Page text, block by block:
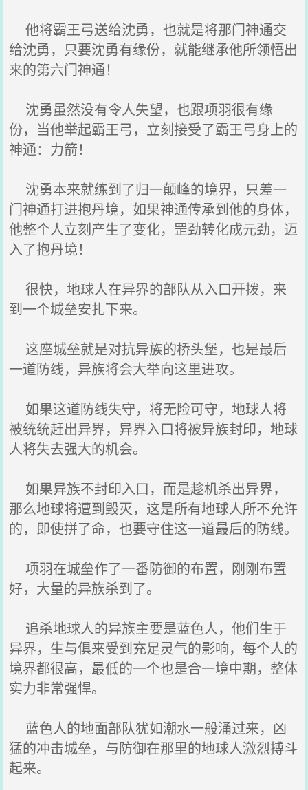
他将霸王弓送给沈勇，也就是将那门神通交
给沈勇，只要沈勇有缘份，就能继承他所领悟出
来的第六门神通！
沈勇虽然没有令人失望，也跟项羽很有缘
份，当他举起霸王弓，立刻接受了霸王弓身上的
神通：力箭！
沈勇本来就练到了归一颠峰的境界，只差一
门神通打进抱丹境，如果神通传承到他的身体，
他整个人立刻产生了变化，罡劲转化成元劲，迈
入了抱丹境！
很快，地球人在异界的部队从入口开拨，来
到一个城垒安扎下来。
这座城垒就是对抗异族的桥头堡，也是最后
一道防线，异族将会大举向这里进攻。
如果这道防线失守，将无险可守，地球人将
被统统赶出异界，异界入口将被异族封印，地球
人将失去强大的机会。
如果异族不封印入口，而是趁机杀出异界，
那么地球将遭到毁灭，这是所有地球人所不允许
的，即使拼了命，也要守住这一道最后的防线。
项羽在城垒作了一番防御的布置，刚刚布置
好，大量的异族杀到了。
追杀地球人的异族主要是蓝色人，他们生于
异界，生与俱来受到充足灵气的影响，每个人的
境界都很高，最低的一个也是合一境中期，整体
实力非常强悍。
蓝色人的地面部队犹如潮水一般涌过来，凶
猛的冲击城垒，与防御在那里的地球人激烈搏斗
起来。